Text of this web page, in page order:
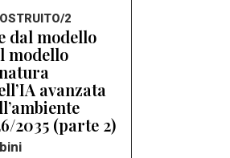
2
dal modello
modello
avanzata
2035 (parte 2)